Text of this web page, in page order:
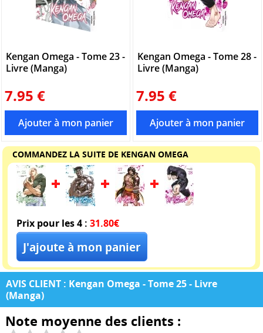
Kengan Omega - Tome 23 -
Livre (Manga)
7.95 €
Kengan Omega - Tome 28 -
Livre (Manga)
7.95 €
COMMANDEZ LA SUITE DE KENGAN OMEGA
Prix pour les 4 : 31.80€
AVIS CLIENT : Kengan Omega - Tome 25 - Livre
(Manga)
Note moyenne des clients :